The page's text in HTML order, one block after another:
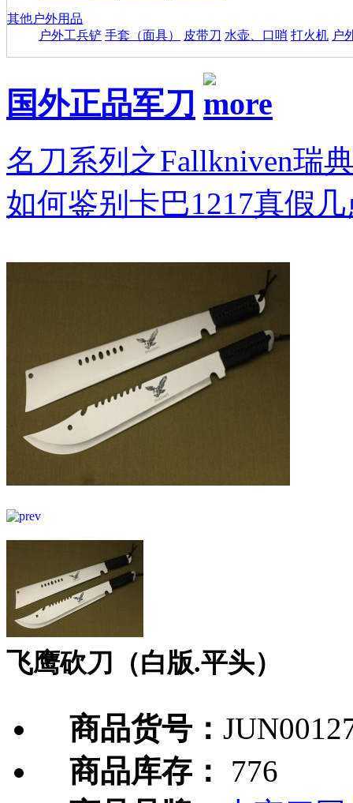
其他户外用品
户外工兵铲 手套（面具） 皮带刀 水壶、口哨 打火机 户
国外正品军刀
名刀系列之Fallkniven瑞
如何鉴别卡巴1217真假
飞鹰砍刀（白版.平头）
商品货号：
商品库存：
776